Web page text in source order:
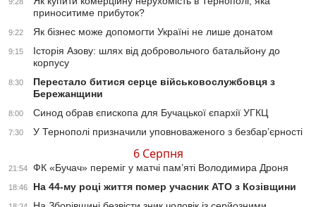
приноситиме прибуток?
9:22 Як бізнес може допомогти Україні не лише донатом
9:15
Історія Азову: шлях від добровольчого батальйону до
корпусу
8:30
Перестало битися серце військовослужбовця з
Бережанщини
8:00 Синод обрав єпископа для Бучацької єпархії УГКЦ
7:30 У Тернополі призначили уповноваженого з безбар’єрності
6 Серпня
21:54 ФК «Бучач» переміг у матчі пам’яті Володимира Дроня
18:46 На 44-му році життя помер учасник АТО з Козівщини